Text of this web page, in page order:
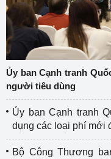
Ủy ban Cạnh tranh
người tiêu dùng
Ủy ban Cạnh tranh
dụng các loại phí mới
Bộ Công Thương